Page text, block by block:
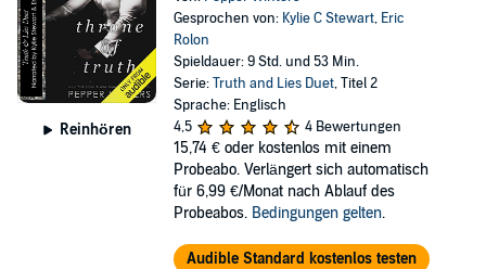
Reinhören
Gesprochen von: Kylie C Stewart, Eric
Rolon
Spieldauer: 9 Std. und 53 Min.
Serie:Truth and Lies Duet, Titel 2
Sprache: Englisch
4,5
4 Bewertungen
15,74 € oder kostenlos mit einem
Probeabo. Verlängert sich automatisch
für 6,99 €/Monat nach Ablauf des
Probeabos. Bedingungen gelten.
Audible Standard kostenlos testen